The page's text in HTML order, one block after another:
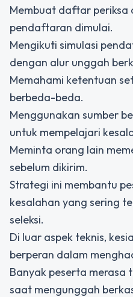
Membuat daftar periksa
pendaftaran dimulai.
Mengikuti simulasi
dengan alur unggah
Memahami ketentuan
berbeda-beda.
Menggunakan sumber
untuk mempelajari
Meminta orang lain
sebelum dikirim.
Strategi ini membantu
kesalahan yang sering
seleksi.
Di luar aspek teknis,
berperan dalam
Banyak peserta merasa
saat mengunggah